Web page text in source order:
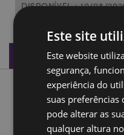
DISPONÍVEL : 10/08/
Especificações do
Descrição do
Set de marcadores
Este site
Este website
segurança,
experiência do
suas preferências
pode alterar as
qualquer altura